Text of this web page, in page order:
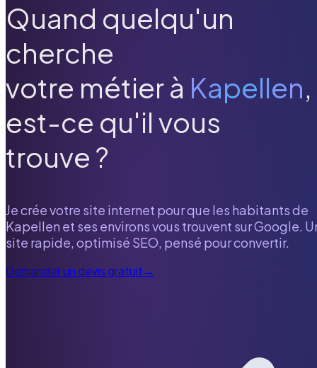
Quand quelqu'un
cherche
votre métier à Kapellen,
est-ce qu'il vous
trouve ?
Je crée votre site internet pour que les habitants de
Kapellen et ses environs vous trouvent sur Google.
site rapide, optimisé SEO, pensé pour convertir.
Demander un devis gratuit→